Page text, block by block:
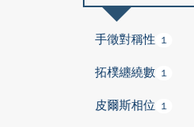
手徵對稱性 1
拓樸纏繞數 1
皮爾斯相位 1